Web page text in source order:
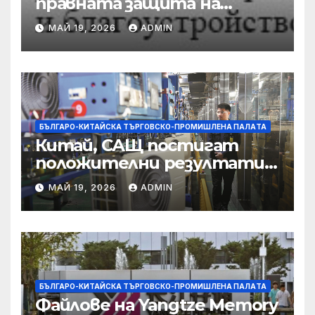
предприятията, ще се
съсредоточи върху
борбата с
корпоративната
престъпност
МАЙ 19, 2026 ADMIN
БЪЛГАРО-КИТАЙСКА ТЪРГОВСКО-ПРОМИШЛЕНА ПАЛAТА
Китай, САЩ постигат
положителни резултати в
икономическите и
търговски консултации:
министерство
МАЙ 19, 2026 ADMIN
БЪЛГАРО-КИТАЙСКА ТЪРГОВСКО-ПРОМИШЛЕНА ПАЛAТА
Файлове на Yangtze Memory